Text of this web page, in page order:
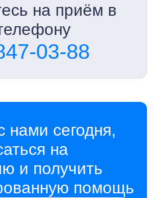
на приём в
03-88
нами сегодня,
на
и получить
помощь